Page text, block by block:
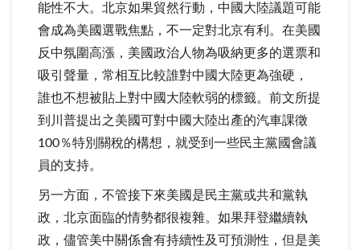
能性不大。北京如果貿然行動，中國大陸議題可能
會成為美國選戰焦點，不一定對北京有利。在美國
反中氛圍高漲，美國政治人物為吸納更多的選票和
吸引聲量，常相互比較誰對中國大陸更為強硬，
誰也不想被貼上對中國大陸軟弱的標籤。前文所提
到川普提出之美國可對中國大陸出產的汽車課徵
100％特別關稅的構想，就受到一些民主黨國會議
員的支持。
另一方面，不管接下來美國是民主黨或共和黨執
政，北京面臨的情勢都很複雜。如果拜登繼續執
政，儘管美中關係會有持續性及可預測性，但是美